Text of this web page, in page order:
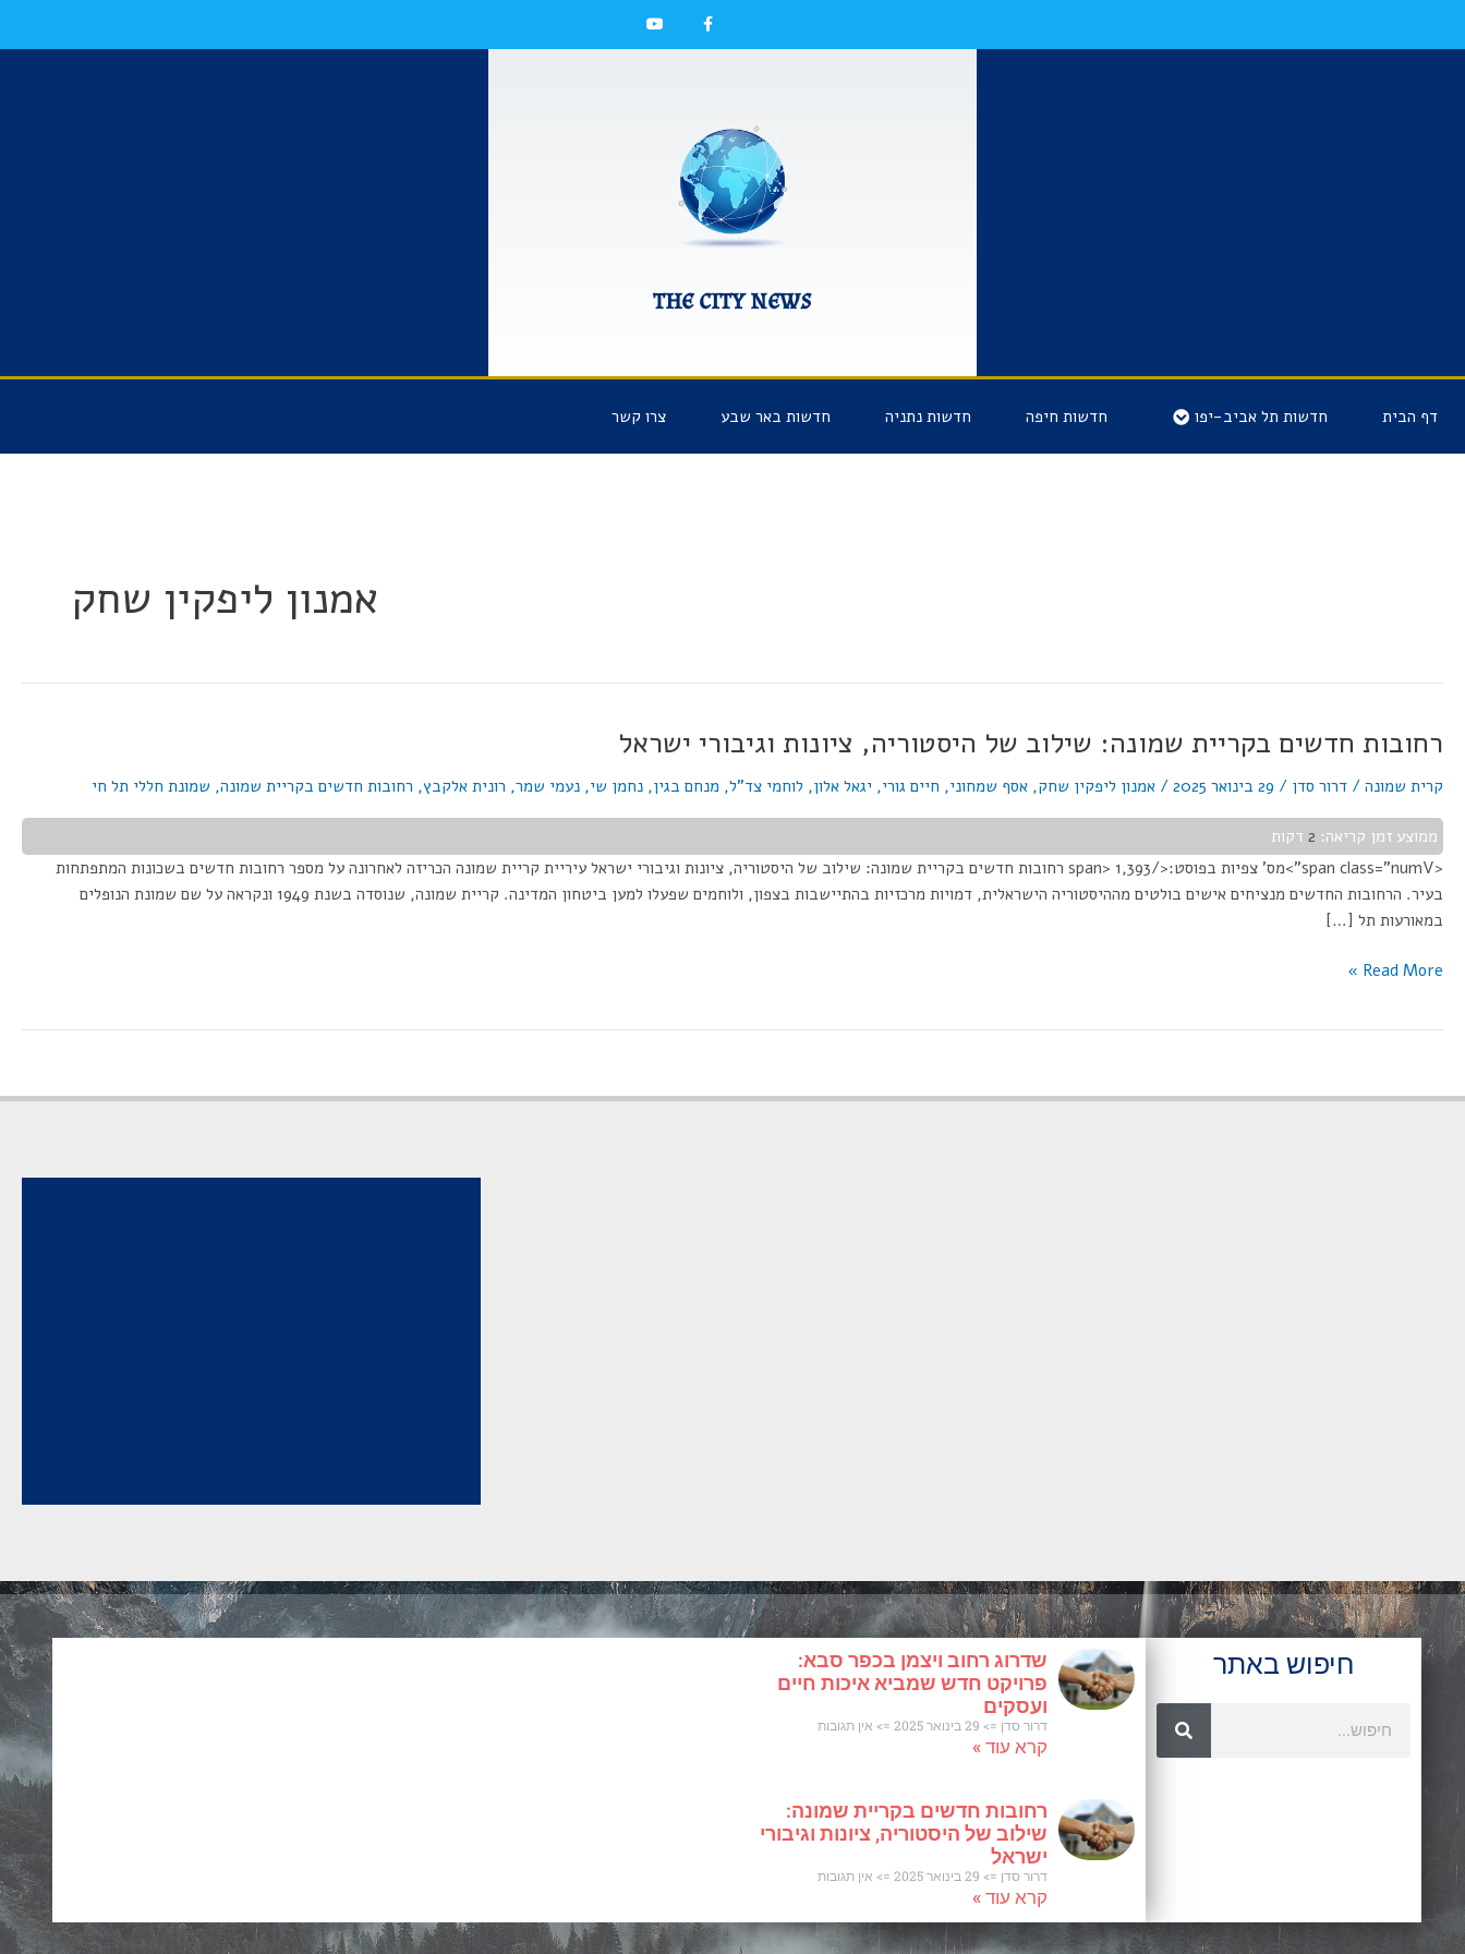
a
c
e
o
u
t
the city news
דף הבית חדשות תל אביב-יפו חדשות חיפה חדשות נתניה חדשות באר שבע צרו קשר
אמנון ליפקין שחק
רחובות חדשים בקריית שמונה: שילוב של היסטוריה, ציונות וגיבורי ישראל
קרית שמונה / דרור סדן / 29 בינואר 2025 / אמנון ליפקין שחק, אסף שמחוני, חיים גורי, יגאל אלון, לוחמי צד"ל, מנחם בגין, נחמן שי, נעמי שמר, רונית אלקבץ, רחובות חדשים בקריית שמונה, שמונת חללי תל חי
ממוצע זמן קריאה: 2 דקות
<span class="numV">מס' צפיות בפוסט:</span> 1,393 רחובות חדשים בקריית שמונה: שילוב של היסטוריה, ציונות וגיבורי ישראל עיריית קריית שמונה הכריזה לאחרונה על מספר רחובות חדשים בשכונות המתפתחות
בעיר. הרחובות החדשים מנציחים אישים בולטים מההיסטוריה הישראלית, דמויות מרכזיות בהתיישבות בצפון, ולוחמים שפעלו למען ביטחון המדינה. קריית שמונה, שנוסדה בשנת 1949 ונקראה על שם שמונת הנופלים
במאורעות תל […]
רחובות
בקריית
שמונה:
שילוב
של
היסטוריה,
ציונות
ישראל
Read More »
חיפוש באתר
שדרוג רחוב ויצמן בכפר סבא:
פרויקט חדש שמביא איכות חיים
ועסקים
דרור סדן 29 בינואר 2025 אין תגובות
קרא עוד »
רחובות חדשים בקריית שמונה:
שילוב של היסטוריה, ציונות וגיבורי
ישראל
דרור סדן 29 בינואר 2025 אין תגובות
קרא עוד »